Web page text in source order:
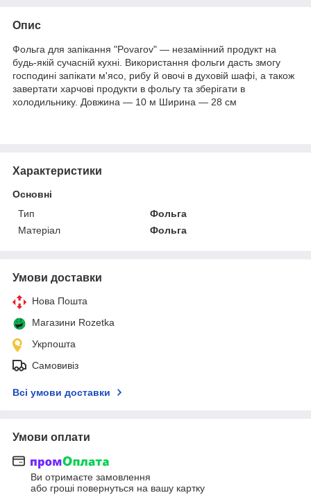
Опис
Фольга для запікання "Povarov" — незамінний продукт на
будь-якій сучасній кухні. Використання фольги дасть змогу
господині запікати м'ясо, рибу й овочі в духовій шафі, а також
завертати харчові продукти в фольгу та зберігати в
холодильнику. Довжина — 10 м Ширина — 28 см
Характеристики
Основні
Тип
Фольга
Матеріал
Фольга
Умови доставки
Нова Пошта
Магазини Rozetka
Укрпошта
Самовивіз
Всі умови доставки
Умови оплати
Ви отримаєте замовлення
або гроші повернуться на вашу картку